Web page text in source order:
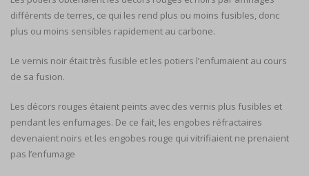
différents de terres, ce qui les rend plus ou moins fusibles, donc
plus ou moins sensibles rapidement au carbone.
Le vernis noir était très fusible et les potiers l’enfumaient au cours
de sa fusion.
Les décors rouges étaient peints avec des vernis plus fusibles et
pendant les enfumages. De ce fait, les engobes réfractaires
devenaient noirs et les engobes rouge qui vitrifiaient ne prenaient
pas l’enfumage